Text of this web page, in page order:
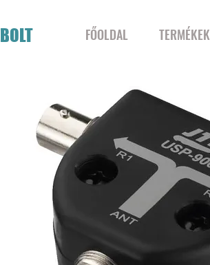
BOLT FŐOLDAL TERMÉKEK